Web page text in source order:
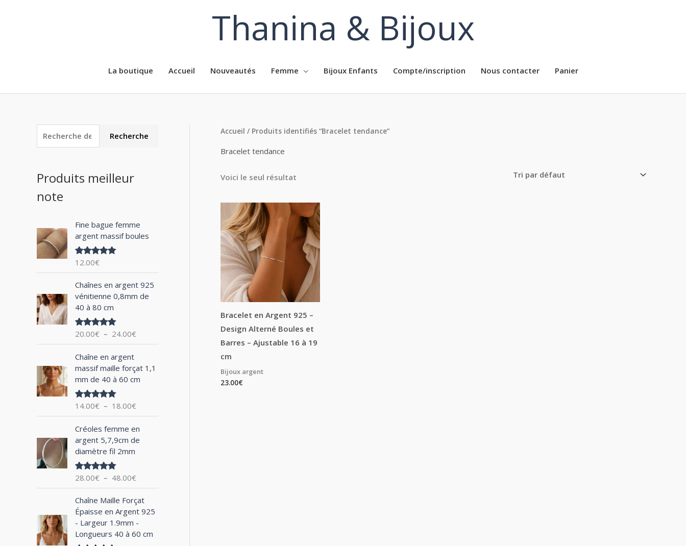
Thanina & Bijoux
La boutique Accueil Nouveautés Femme Bijoux Enfants Compte/inscription Nous contacter Panier
e
h
e
h
u
r
:
Recherche
Produits meilleur
note
Fine bague femme
argent massif boules
Note5.00
12.00€
Chaînes en argent 925
vénitienne 0,8mm de
40 à 80 cm
Note5.00
20.00€ – 24.00€
l
a
e
r
i
:
2
0
2
4
.
0
Chaîne en argent
massif maille forçat 1,1
mm de 40 à 60 cm
Note5.00
14.00€ – 18.00€
a
g
d
e
p
r
:
1
4
0
Créoles femme en
argent 5,7,9cm de
diamètre fil 2mm
Note5.00
28.00€ – 48.00€
l
a
d
e
p
r
i
x
Chaîne Maille Forçat
Épaisse en Argent 925
- Largeur 1.9mm -
Longueurs 40 à 60 cm
l
a
e
Accueil / Produits identifiés “Bracelet tendance”
Bracelet tendance
Voici le seul résultat
Bracelet en Argent 925 –
Design Alterné Boules et
Barres – Ajustable 16 à 19
cm
Bijoux argent
23.00€